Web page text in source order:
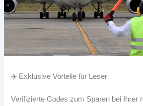
✈️ Exklusive Vorteile für Leser
Verifizierte Codes zum Sparen bei Ihrer